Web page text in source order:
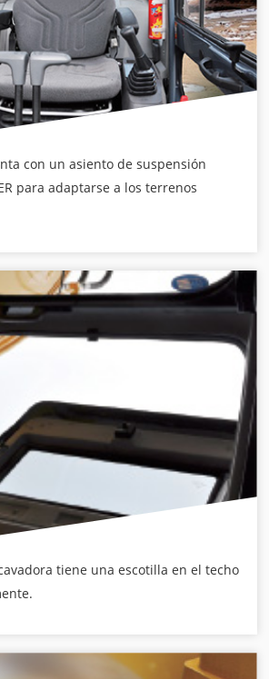
con un asiento de suspensión
para adaptarse a los terrenos
tiene una escotilla en el techo